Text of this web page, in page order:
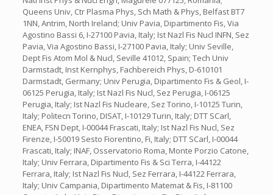
Queens Univ, Ctr Plasma Phys, Sch Math & Phys, Belfast BT7
1NN, Antrim, North Ireland; Univ Pavia, Dipartimento Fis, Via
Agostino Bassi 6, I-27100 Pavia, Italy; Ist Nazl Fis Nucl INFN, Sez
Pavia, Via Agostino Bassi, I-27100 Pavia, Italy; Univ Seville,
Dept Fis Atom Mol & Nucl, Seville 41012, Spain; Tech Univ
Darmstadt, Inst Kernphys, Fachbereich Phys, D-610101
Darmstadt, Germany; Univ Perugia, Dipartimento Fis & Geol, I-
06125 Perugia, Italy; Ist Nazl Fis Nucl, Sez Perugia, I-06125
Perugia, Italy; Ist Nazl Fis Nucleare, Sez Torino, I-10125 Turin,
Italy; Politecn Torino, DISAT, I-10129 Turin, Italy; DTT SCarl,
ENEA, FSN Dept, I-00044 Frascati, Italy; Ist Nazl Fis Nucl, Sez
Firenze, I-50019 Sesto Fiorentino, Fi, Italy; DTT SCarl, I-00044
Frascati, Italy; INAF, Osservatorio Roma, Monte Porzio Catone,
Italy; Univ Ferrara, Dipartimento Fis & Sci Terra, I-44122
Ferrara, Italy; Ist Nazl Fis Nucl, Sez Ferrara, I-44122 Ferrara,
Italy; Univ Campania, Dipartimento Matemat & Fis, I-81100